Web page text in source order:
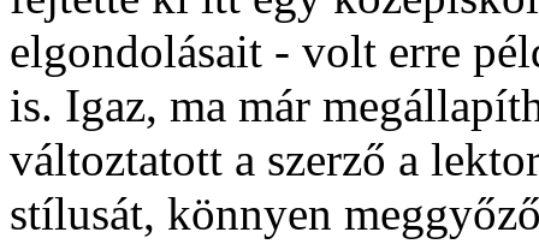
elgondolásait - volt erre
is. Igaz, ma már
változtatott a szerző a
stílusát, könnyen